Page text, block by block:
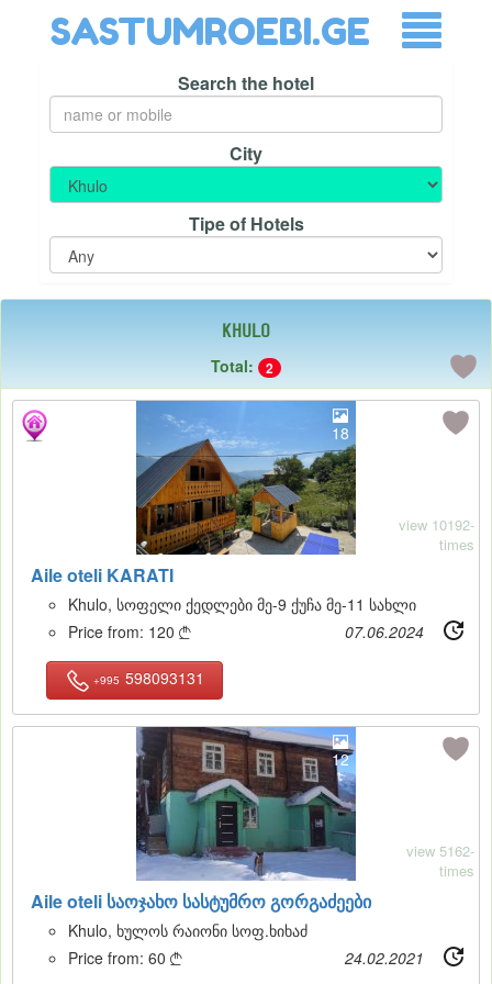
SASTUMROEBI.GE
Search the hotel
City
Tipe of Hotels
Khulo
Total: 2
18
Aile oteli KARATI
view 10192-
times
Khulo, სოფელი ქედლები მე-9 ქუჩა მე-11 სახლი
Price from: 120  07.06.2024
+995 598093131
12
Aile oteli საოჯახო სასტუმრო გორგაძეები
view 5162-
times
Khulo, ხულოს რაიონი სოფ.ხიხაძ
Price from: 60  24.02.2021